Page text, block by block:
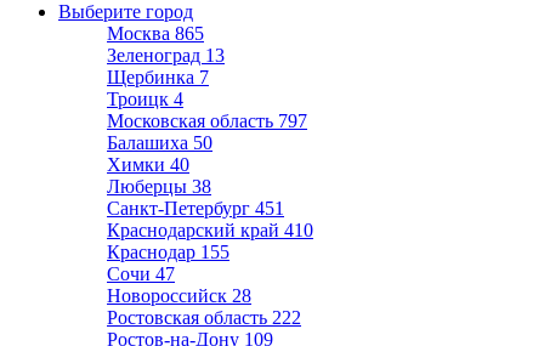
Выберите город
Москва 865
Зеленоград 13
Щербинка 7
Троицк 4
Московская область 797
Балашиха 50
Химки 40
Люберцы 38
Санкт-Петербург 451
Краснодарский край 410
Краснодар 155
Сочи 47
Новороссийск 28
Ростовская область 222
Ростов-на-Дону 109